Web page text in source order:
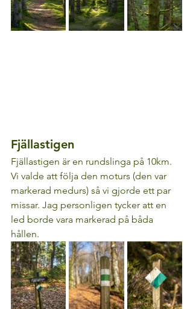
Fjällastigen
Fjällastigen är en rundslinga på 10km.
Vi valde att följa den moturs (den var
markerad medurs) så vi gjorde ett par
missar. Jag personligen tycker att en
led borde vara markerad på båda
hållen.